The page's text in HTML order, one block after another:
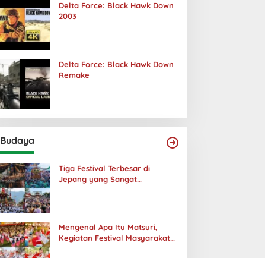
Delta Force: Black Hawk Down
2003
Delta Force: Black Hawk Down
Remake
Budaya
Tiga Festival Terbesar di
Jepang yang Sangat
Mengenal Apa Itu Matsuri,
Kegiatan Festival Masyarakat